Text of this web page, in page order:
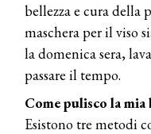
bellezza e cura della
maschera per il viso
la domenica sera,
passare il tempo.
Come pulisco la mia
Esistono tre metodi